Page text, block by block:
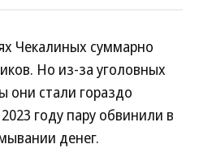
Чекалиных суммарно
Но из-за уголовных
они стали гораздо
году пару обвинили в
денег.